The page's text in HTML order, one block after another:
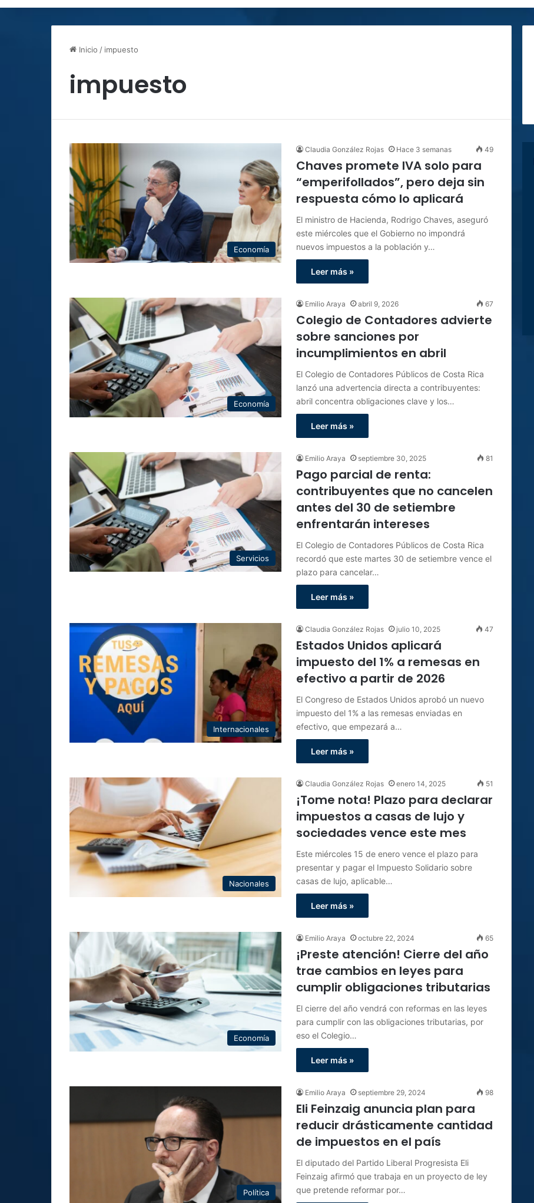
Inicio / impuesto
impuesto
Economía
Claudia González Rojas Hace 3 semanas 49
Chaves promete IVA solo para
“emperifollados”, pero deja sin
respuesta cómo lo aplicará
El ministro de Hacienda, Rodrigo Chaves, aseguró
este miércoles que el Gobierno no impondrá
nuevos impuestos a la población y…
Leer más »
Economía
Emilio Araya abril 9, 2026 67
Colegio de Contadores advierte
sobre sanciones por
incumplimientos en abril
El Colegio de Contadores Públicos de Costa Rica
lanzó una advertencia directa a contribuyentes:
abril concentra obligaciones clave y los…
Leer más »
Servicios
Emilio Araya septiembre 30, 2025 81
Pago parcial de renta:
contribuyentes que no cancelen
antes del 30 de setiembre
enfrentarán intereses
El Colegio de Contadores Públicos de Costa Rica
recordó que este martes 30 de setiembre vence el
plazo para cancelar…
Leer más »
Internacionales
Claudia González Rojas julio 10, 2025 47
Estados Unidos aplicará
impuesto del 1% a remesas en
efectivo a partir de 2026
El Congreso de Estados Unidos aprobó un nuevo
impuesto del 1% a las remesas enviadas en
efectivo, que empezará a…
Leer más »
Nacionales
Claudia González Rojas enero 14, 2025 51
¡Tome nota! Plazo para declarar
impuestos a casas de lujo y
sociedades vence este mes
Este miércoles 15 de enero vence el plazo para
presentar y pagar el Impuesto Solidario sobre
casas de lujo, aplicable…
Leer más »
Economía
Emilio Araya octubre 22, 2024 65
¡Preste atención! Cierre del año
trae cambios en leyes para
cumplir obligaciones tributarias
El cierre del año vendrá con reformas en las leyes
para cumplir con las obligaciones tributarias, por
eso el Colegio…
Leer más »
Política
Emilio Araya septiembre 29, 2024 98
Eli Feinzaig anuncia plan para
reducir drásticamente cantidad
de impuestos en el país
El diputado del Partido Liberal Progresista Eli
Feinzaig afirmó que trabaja en un proyecto de ley
que pretende reformar por…